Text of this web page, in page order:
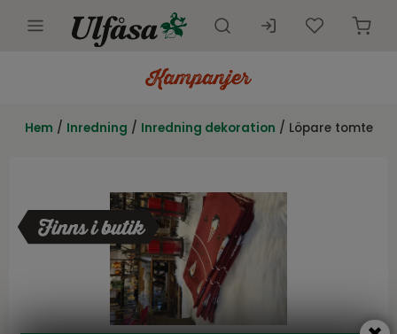
Innemöbler
Presentkort
Kundtjänst
Hem / Inredning / Inredning dekoration / Löpare tomte